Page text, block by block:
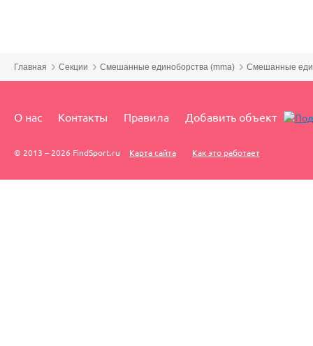
Главная Секции Смешанные единоборства (mma) Смешанные
О нас Контакты Правила Добавить объект
© 2013 – 2026 FindSport.ru Карта сайта Как это работает